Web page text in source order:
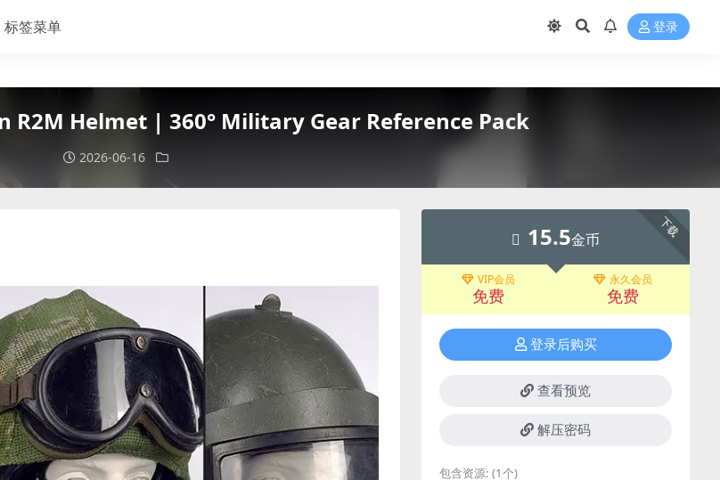
签菜单 登录
R2M Helmet | 360° Military Gear Reference Pack
2026-06-16
下载
15.5金币
VIP会员
免费
永久会员
免费
登录后购买
查看预览
解压密码
包含资源: (1个)